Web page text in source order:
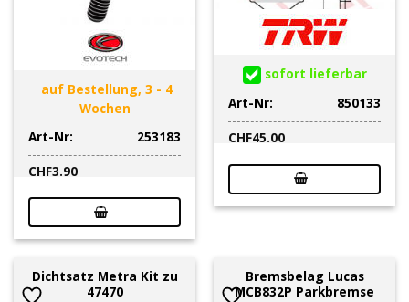
auf Bestellung, 3 - 4
Wochen
Art-Nr:
253183
CHF3.90
sofort lieferbar
Art-Nr:
850133
CHF45.00
Dichtsatz Metra Kit zu
47470
Bremsbelag Lucas
MCB832P Parkbremse